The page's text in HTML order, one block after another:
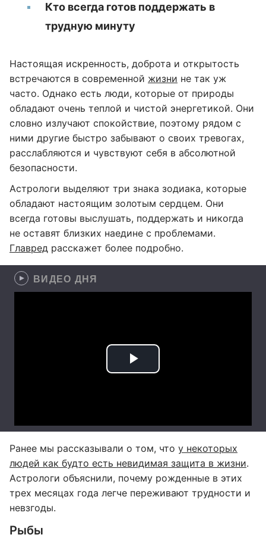
Кто всегда готов поддержать в
трудную минуту
Настоящая искренность, доброта и открытость
встречаются в современной жизни не так уж
часто. Однако есть люди, которые от природы
обладают очень теплой и чистой энергетикой. Они
словно излучают спокойствие, поэтому рядом с
ними другие быстро забывают о своих тревогах,
расслабляются и чувствуют себя в абсолютной
безопасности.
Астрологи выделяют три знака зодиака, которые
обладают настоящим золотым сердцем. Они
всегда готовы выслушать, поддержать и никогда
не оставят близких наедине с проблемами.
Главред расскажет более подробно.
ВИДЕО ДНЯ
Ранее мы рассказывали о том, что у некоторых
людей как будто есть невидимая защита в жизни.
Астрологи объяснили, почему рожденные в этих
трех месяцах года легче переживают трудности и
невзгоды.
Рыбы